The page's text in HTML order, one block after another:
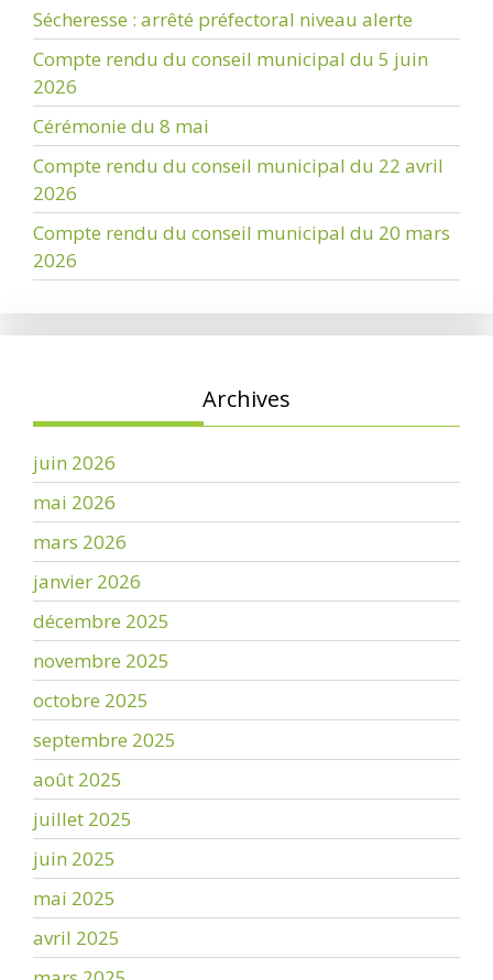
Sécheresse : arrêté préfectoral niveau alerte
Compte rendu du conseil municipal du 5 juin
2026
Cérémonie du 8 mai
Compte rendu du conseil municipal du 22 avril
2026
Compte rendu du conseil municipal du 20 mars
2026
Archives
juin 2026
mai 2026
mars 2026
janvier 2026
décembre 2025
novembre 2025
octobre 2025
septembre 2025
août 2025
juillet 2025
juin 2025
mai 2025
avril 2025